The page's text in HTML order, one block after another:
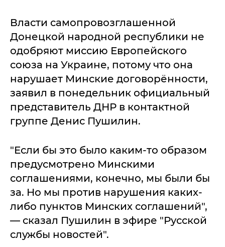
Власти самопровозглашенной
Донецкой народной республики не
одобряют миссию Европейского
союза на Украине, потому что она
нарушает Минские договорённости,
заявил в понедельник официальный
представитель ДНР в контактной
группе Денис Пушилин.
"Если бы это было каким-то образом
предусмотрено Минскими
соглашениями, конечно, мы были бы
за. Но мы против нарушения каких-
либо пунктов Минских соглашений",
— сказал Пушилин в эфире "Русской
службы новостей".